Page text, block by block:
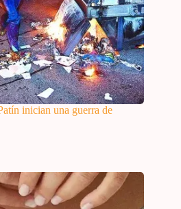
inician una guerra de